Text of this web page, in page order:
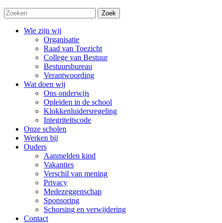
Zoek
Wie zijn wij
Organisatie
Raad van Toezicht
College van Bestuur
Bestuursbureau
Verantwoording
Wat doen wij
Ons onderwijs
Opleiden in de school
Klokkenluidersregeling
Integriteitscode
Onze scholen
Werken bij
Ouders
Aanmelden kind
Vakanties
Verschil van mening
Privacy
Medezeggenschap
Sponsoring
Schorsing en verwijdering
Contact